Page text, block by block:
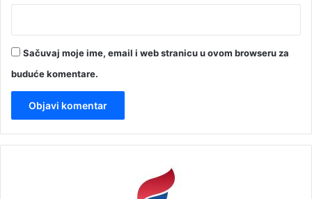
Sačuvaj moje ime, email i web stranicu u ovom browseru za
buduće komentare.